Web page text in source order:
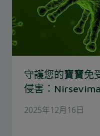
守護您的寶寶免
侵害：
2025年12月16日